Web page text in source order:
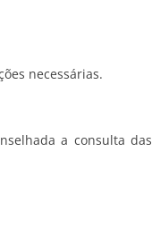
necessárias.
a consulta das